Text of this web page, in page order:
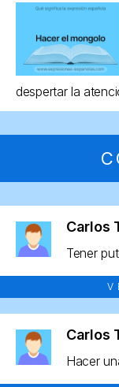
despertar la
Carlos
Tener
Carlos
Hacer